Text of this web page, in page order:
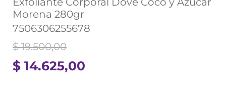
Morena 280gr
7506306255678
$ 14.625,00
$ 19.500,00